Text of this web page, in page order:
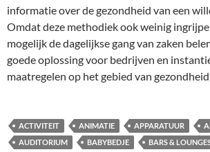
informatie over de gezondheid van een
Omdat deze methodiek ook weinig
mogelijk de dagelijkse gang van zaken
goede oplossing voor bedrijven en
maatregelen op het gebied van
ACTIVITEIT ANIMATIE APPARATUUR
AUDITORIUM
BABYBEDJE
BARS &